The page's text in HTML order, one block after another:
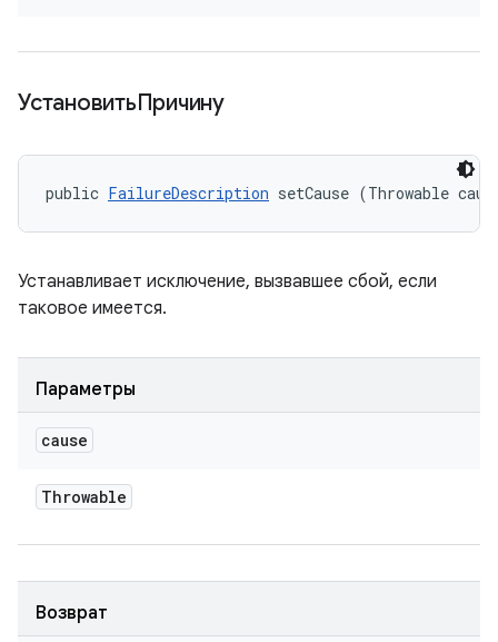
УстановитьПричину
public FailureDescription setCause (Throwable
Устанавливает исключение, вызвавшее сбой, если
таковое имеется.
Параметры
cause
Throwable
Возврат